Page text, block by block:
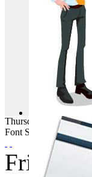
Thursday August
Font Size
Friday,